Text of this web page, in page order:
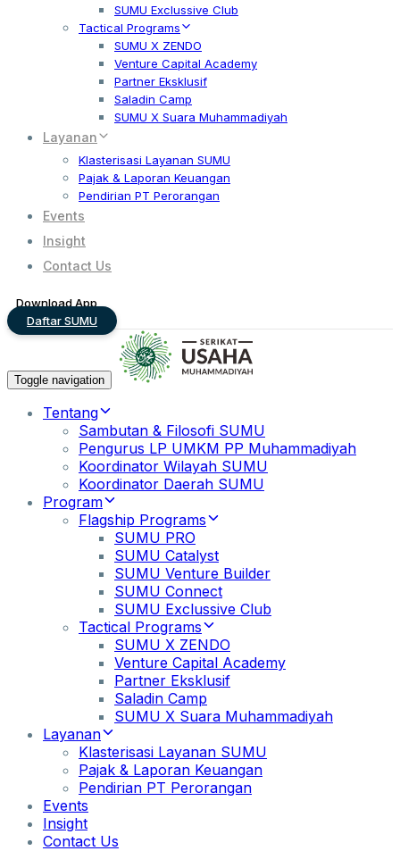
SUMU Exclussive Club
Tactical Programs
SUMU X ZENDO
Venture Capital Academy
Partner Eksklusif
Saladin Camp
SUMU X Suara Muhammadiyah
Layanan
Klasterisasi Layanan SUMU
Pajak & Laporan Keuangan
Pendirian PT Perorangan
Events
Insight
Contact Us
Download App
Daftar SUMU
Toggle navigation
Tentang
Sambutan & Filosofi SUMU
Pengurus LP UMKM PP Muhammadiyah
Koordinator Wilayah SUMU
Koordinator Daerah SUMU
Program
Flagship Programs
SUMU PRO
SUMU Catalyst
SUMU Venture Builder
SUMU Connect
SUMU Exclussive Club
Tactical Programs
SUMU X ZENDO
Venture Capital Academy
Partner Eksklusif
Saladin Camp
SUMU X Suara Muhammadiyah
Layanan
Klasterisasi Layanan SUMU
Pajak & Laporan Keuangan
Pendirian PT Perorangan
Events
Insight
Contact Us